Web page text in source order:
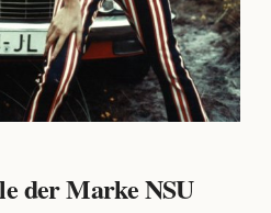
der Marke NSU